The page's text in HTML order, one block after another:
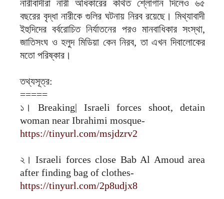
নারীবাদীরা নারী অধিকারের কথিত শ্লোগান দিলেও ৬৫
বছরের বৃদ্ধা নারীকে গুলির ঘটনায় নিরব রয়েছে। মিথ্যাবাদী
ইহুদিদের বর্বরোচিত নির্যাতনের পরও মানবাধিকার সংস্থা,
জাতিসংঘ ও হলুদ মিডিয়া কেন নিরব, তা এখন দিবালোকের
মতো পরিষ্কার।
তথ্যসূত্র:
=====
১। Breaking| Israeli forces shoot, detain
woman near Ibrahimi mosque-
https://tinyurl.com/msjdzrv2
২। Israeli forces close Bab Al Amoud area
after finding bag of clothes-
https://tinyurl.com/2p8udjx8